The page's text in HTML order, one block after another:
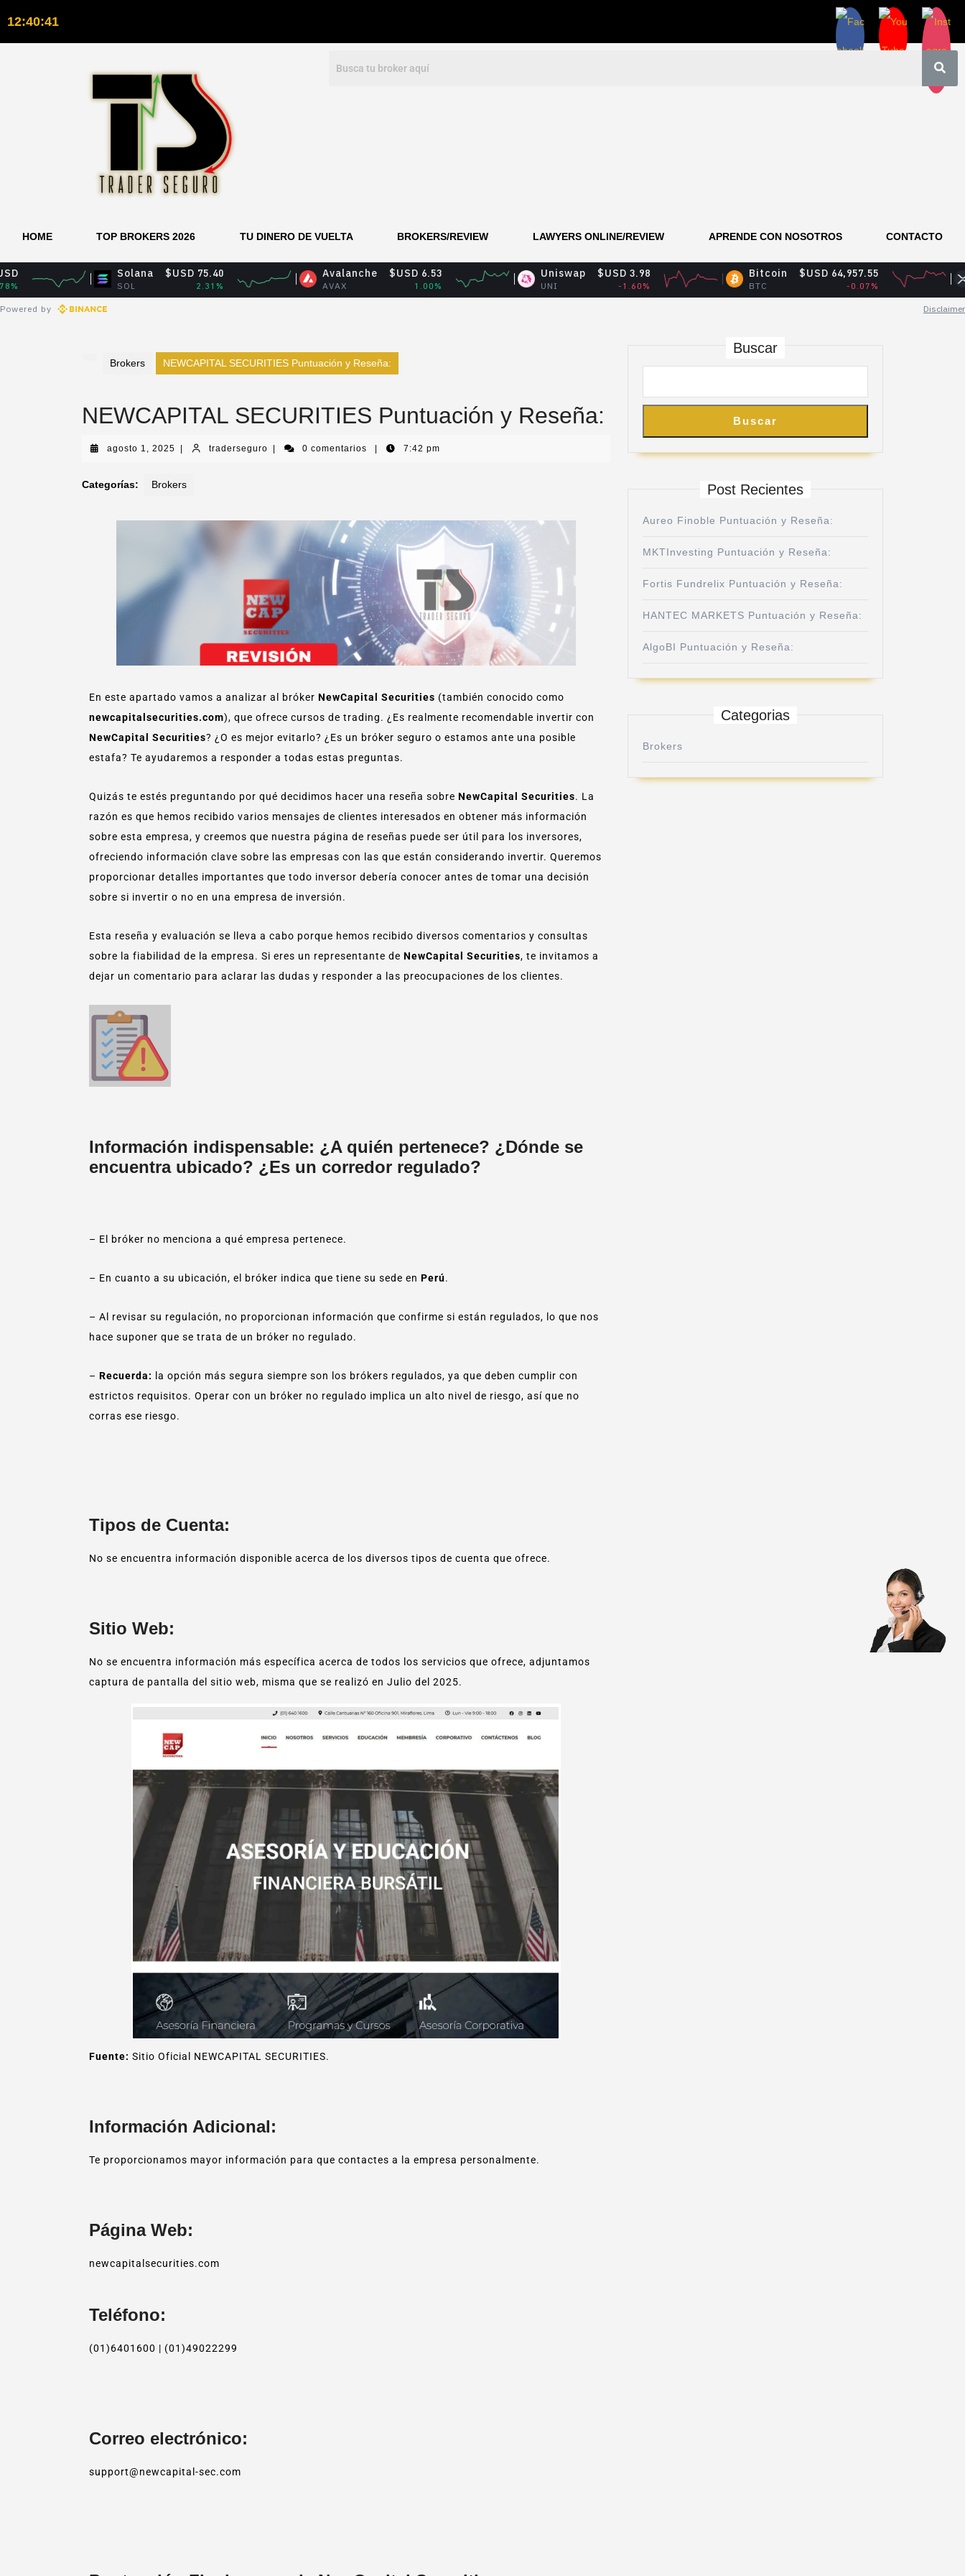
12:40:42
HOME TOP BROKERS 2026 TU DINERO DE VUELTA BROKERS/REVIEW LAWYERS ONLINE/REVIEW APRENDE CON NOSOTROS CONTACTO
Solana
SOL
$USD 75.40 Avalanche
AVAX
$USD 6.53 Uniswap $USD 3.98 Bitcoin
BTC
$USD 64,957.55 XRP
Powered by Disclaimer
Brokers NEWCAPITAL SECURITIES Puntuación y Reseña:
NEWCAPITAL SECURITIES Puntuación y Reseña:
agosto 1, 2025 traderseguro 0 comentarios 7:42 pm
Categorías: Brokers
En este apartado vamos a analizar al bróker NewCapital Securities (también conocido como
newcapitalsecurities.com), que ofrece cursos de trading. ¿Es realmente recomendable invertir con
NewCapital Securities? ¿O es mejor evitarlo? ¿Es un bróker seguro o estamos ante una posible
estafa? Te ayudaremos a responder a todas estas preguntas.
Quizás te estés preguntando por qué decidimos hacer una reseña sobre NewCapital Securities. La
razón es que hemos recibido varios mensajes de clientes interesados en obtener más información
sobre esta empresa, y creemos que nuestra página de reseñas puede ser útil para los inversores,
ofreciendo información clave sobre las empresas con las que están considerando invertir. Queremos
proporcionar detalles importantes que todo inversor debería conocer antes de tomar una decisión
sobre si invertir o no en una empresa de inversión.
Esta reseña y evaluación se lleva a cabo porque hemos recibido diversos comentarios y consultas
sobre la fiabilidad de la empresa. Si eres un representante de NewCapital Securities, te invitamos a
dejar un comentario para aclarar las dudas y responder a las preocupaciones de los clientes.
Información indispensable: ¿A quién pertenece? ¿Dónde se
encuentra ubicado? ¿Es un corredor regulado?
– El bróker no menciona a qué empresa pertenece.
– En cuanto a su ubicación, el bróker indica que tiene su sede en Perú.
– Al revisar su regulación, no proporcionan información que confirme si están regulados, lo que nos
hace suponer que se trata de un bróker no regulado.
– Recuerda:
la opción más segura siempre son los brókers regulados, ya que deben cumplir con
estrictos requisitos. Operar con un bróker no regulado implica un alto nivel de riesgo, así que no
corras ese riesgo.
Tipos de Cuenta:
No se encuentra información disponible acerca de los diversos tipos de cuenta que ofrece.
Sitio Web:
No se encuentra información más específica acerca de todos los servicios que ofrece, adjuntamos
captura de pantalla del sitio web, misma que se realizó en Julio del 2025.
Fuente: Sitio Oficial NEWCAPITAL SECURITIES.
Información Adicional:
Te proporcionamos mayor información para que contactes a la empresa personalmente.
Página Web:
newcapitalsecurities.com
Teléfono:
(01)6401600 | (01)49022299
Correo electrónico:
support@newcapital-sec.com
Buscar
Buscar
Post Recientes
Aureo Finoble Puntuación y Reseña:
MKTInvesting Puntuación y Reseña:
Fortis Fundrelix Puntuación y Reseña:
HANTEC MARKETS Puntuación y Reseña:
AlgoBI Puntuación y Reseña:
Categorias
Brokers